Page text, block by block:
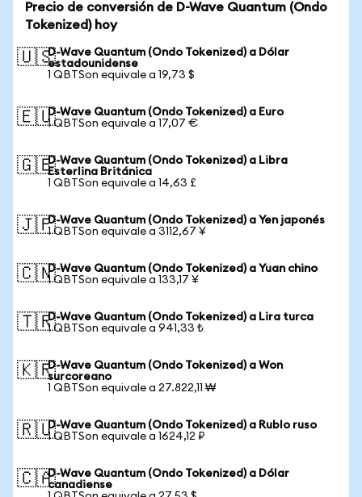
Precio de conversión de D-Wave Quantum (Ondo
Tokenized) hoy
🇺🇸D-Wave Quantum (Ondo Tokenized) a Dólar
estadounidense
1 QBTSon equivale a 19,73 $
🇪🇺D-Wave Quantum (Ondo Tokenized) a Euro
1 QBTSon equivale a 17,07 €
🇬🇧D-Wave Quantum (Ondo Tokenized) a Libra
Esterlina Británica
1 QBTSon equivale a 14,63 £
🇯🇵D-Wave Quantum (Ondo Tokenized) a Yen japonés
1 QBTSon equivale a 3112,67 ¥
🇨🇳D-Wave Quantum (Ondo Tokenized) a Yuan chino
1 QBTSon equivale a 133,17 ¥
🇹🇷D-Wave Quantum (Ondo Tokenized) a Lira turca
1 QBTSon equivale a 941,33 ₺
🇰🇷D-Wave Quantum (Ondo Tokenized) a Won
surcoreano
1 QBTSon equivale a 27.822,11 ₩
🇷🇺D-Wave Quantum (Ondo Tokenized) a Rublo ruso
1 QBTSon equivale a 1624,12 ₽
🇨🇦D-Wave Quantum (Ondo Tokenized) a Dólar
canadiense